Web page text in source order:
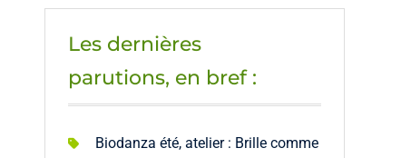
Les dernières
parutions, en bref :
Biodanza été, atelier : Brille comme